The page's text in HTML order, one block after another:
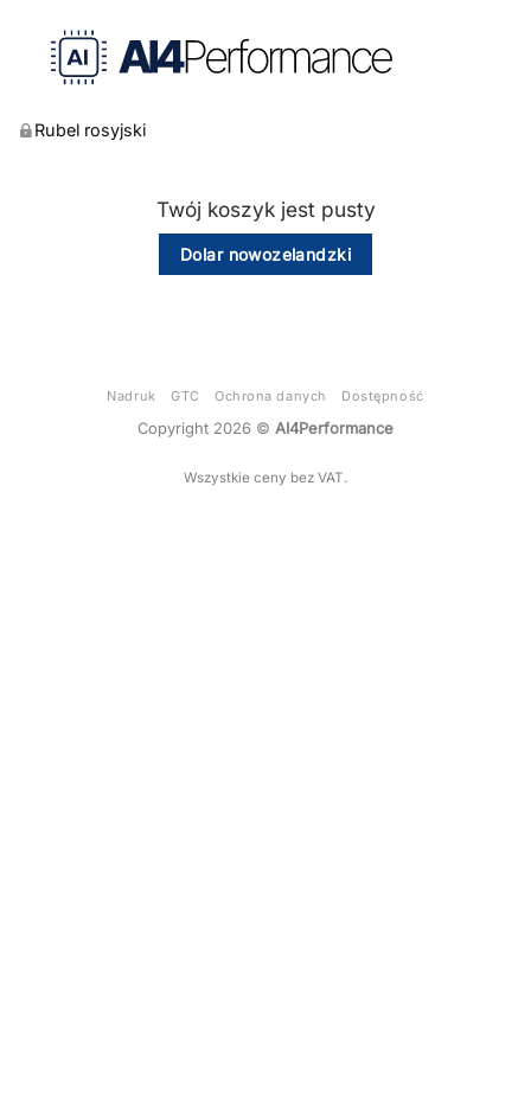
Rubel rosyjski
Twój koszyk jest pusty
Dolar nowozelandzki
Nadruk GTC Ochrona danych Dostępność
Copyright 2026 © AI4Performance
Wszystkie ceny bez VAT.